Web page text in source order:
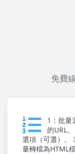
免費
1：批量
的URL
選項（可選）。
量轉檔為HTML檔